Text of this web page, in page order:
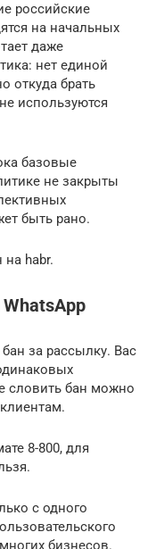
российские
на начальных
даже
нет единой
откуда брать
используются
базовые
не закрыты
быть рано.
habr.
за рассылку. Вас
словить бан можно
8-800, для
с одного
бизнесов.